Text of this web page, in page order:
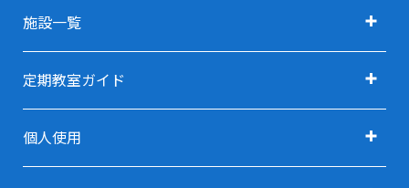
施設ガイド TOP
アクセス
指定管理者
施設一覧
施設一覧 TOP
利用用途で探す TOP
定期教室ガイド
定期教室ガイド TOP
個人使用
卓球(個人使用)